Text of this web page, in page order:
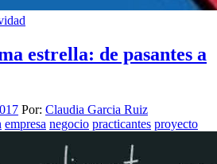
estrella: de pasantes a
Por: Claudia Garcia Ruiz
empresa negocio practicantes proyecto